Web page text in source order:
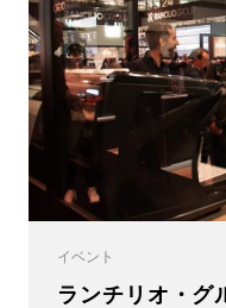
イベント
ランチリオ・グ
プライバシーポリシー